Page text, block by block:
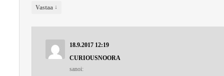
Vastaa ↓
18.9.2017 12:19
CURIOUSNOORA
sanoi: